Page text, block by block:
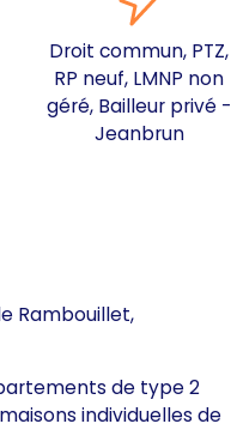
Droit commun, PTZ,
RP neuf, LMNP non
géré, Bailleur privé -
Jeanbrun
Rambouillet,
de type 2
individuelles de